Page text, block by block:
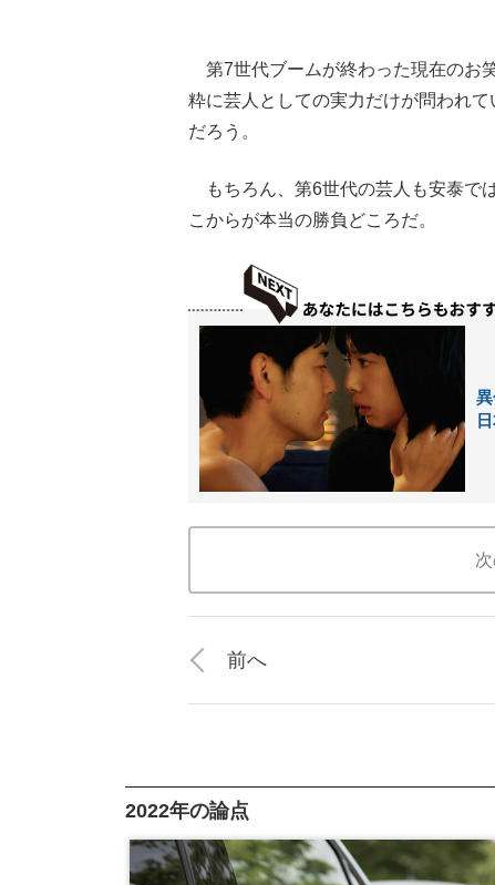
第7世代ブームが終わった現在のお
粋に芸人としての実力だけが問われ
だろう。
もちろん、第6世代の芸人も安泰で
こからが本当の勝負どころだ。
前へ
2022年の論点